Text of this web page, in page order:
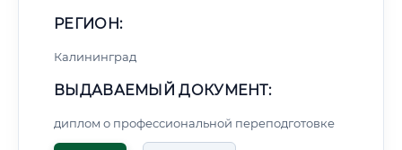
РЕГИОН:
Калининград
ВЫДАВАЕМЫЙ ДОКУМЕНТ:
диплом о профессиональной переподготовке